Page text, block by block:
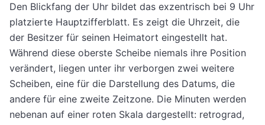
Den Blickfang der Uhr bildet das exzentrisch bei 9 Uhr
platzierte Hauptzifferblatt. Es zeigt die Uhrzeit, die
der Besitzer für seinen Heimatort eingestellt hat.
Während diese oberste Scheibe niemals ihre Position
verändert, liegen unter ihr verborgen zwei weitere
Scheiben, eine für die Darstellung des Datums, die
andere für eine zweite Zeitzone. Die Minuten werden
nebenan auf einer roten Skala dargestellt: retrograd,